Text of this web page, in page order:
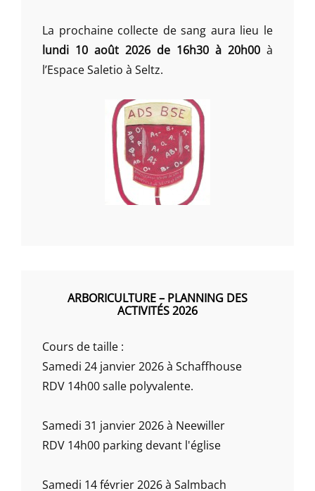
La prochaine collecte de sang aura lieu le
lundi 10 août 2026 de 16h30 à 20h00 à
l’Espace Saletio à Seltz.
ARBORICULTURE – PLANNING DES
ACTIVITÉS 2026
Cours de taille :
Samedi 24 janvier 2026 à Schaffhouse
RDV 14h00 salle polyvalente.
Samedi 31 janvier 2026 à Neewiller
RDV 14h00 parking devant l'église
Samedi 14 février 2026 à Salmbach